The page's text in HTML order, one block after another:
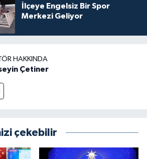
İlçeye Engelsiz Bir Spor
Merkezi Geliyor
HAKKINDA
Çetiner
çekebilir